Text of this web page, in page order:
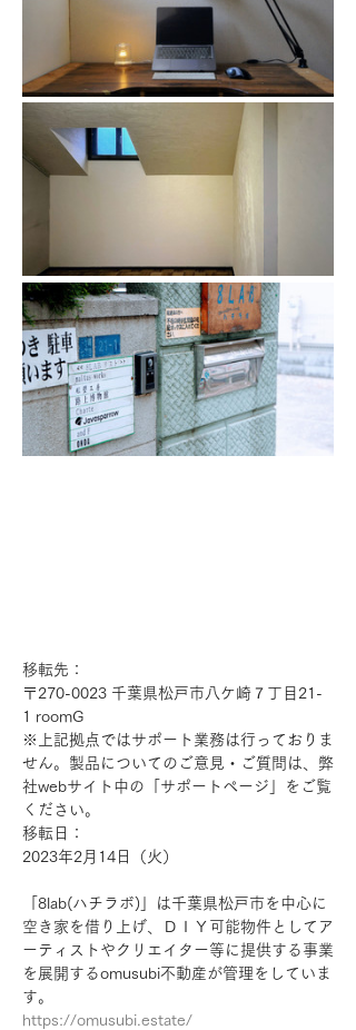
移転先：
〒270-0023 千葉県松戸市八ケ崎７丁目21-
1 roomG
※上記拠点ではサポート業務は行っておりま
せん。製品についてのご意見・ご質問は、弊
社webサイト中の「サポートページ」をご覧
ください。
移転日：
2023年2月14日（火）
「8lab(ハチラボ)」は千葉県松戸市を中心に
空き家を借り上げ、ＤＩＹ可能物件としてア
ーティストやクリエイター等に提供する事業
を展開するomusubi不動産が管理をしていま
す。
https://omusubi.estate/